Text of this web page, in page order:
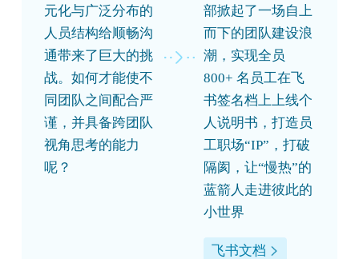
元化与广泛分布的
人员结构给顺畅沟
通带来了巨大的挑
战。如何才能使不
同团队之间配合严
谨，并具备跨团队
视角思考的能力
呢？
部掀起了一场自上
而下的团队建设浪
潮，实现全员
800+ 名员工在飞
书签名档上上线个
人说明书，打造员
工职场“IP”，打破
隔阂，让“慢热”的
蓝箭人走进彼此的
小世界
飞书文档